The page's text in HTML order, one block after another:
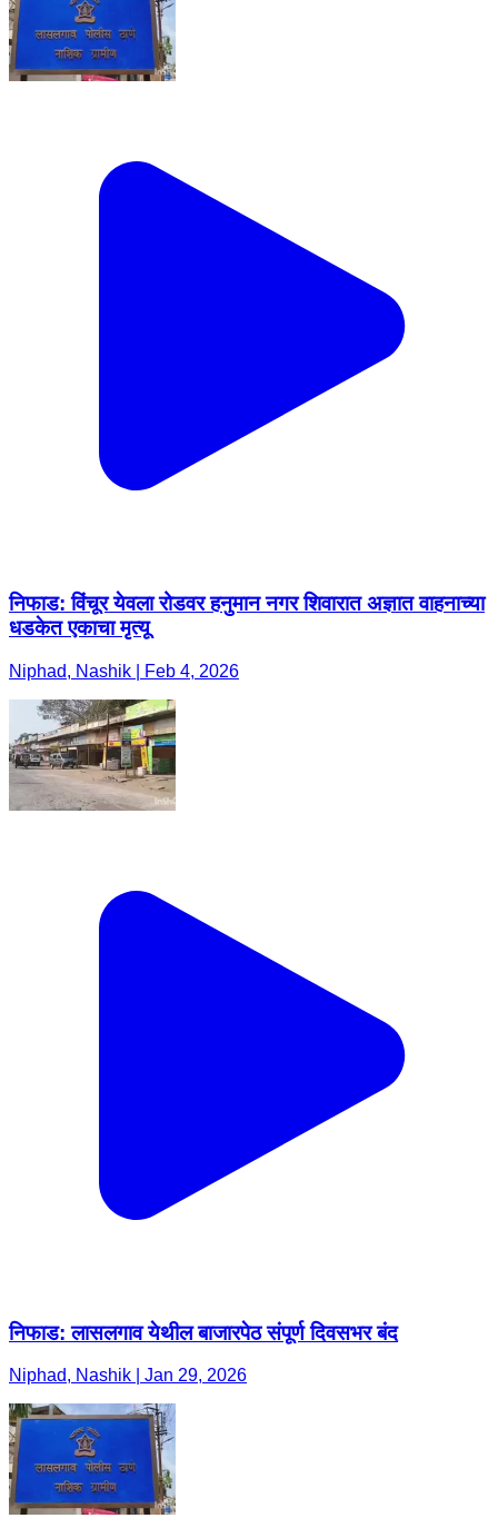
निफाड: विंचूर येवला रोडवर हनुमान नगर शिवारात अज्ञात वाहनाच्या
धडकेत एकाचा मृत्यू
Niphad, Nashik | Feb 4, 2026
निफाड: लासलगाव येथील बाजारपेठ संपूर्ण दिवसभर बंद
Niphad, Nashik | Jan 29, 2026